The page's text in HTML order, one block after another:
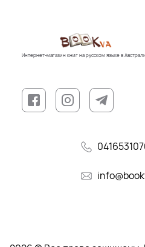
Интернет-магазин книг на русском языке в